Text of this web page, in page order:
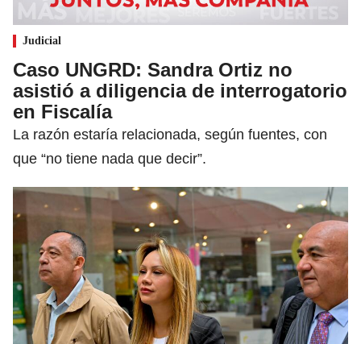
Judicial
Caso UNGRD: Sandra Ortiz no
asistió a diligencia de interrogatorio
en Fiscalía
La razón estaría relacionada, según fuentes, con
que “no tiene nada que decir”.